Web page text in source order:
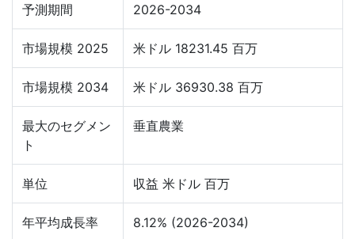
予測期間 2026-2034
市場規模 2025 米ドル 18231.45 百万
市場規模 2034 米ドル 36930.38 百万
最大のセグメン
ト
垂直農業
単位 収益 米ドル 百万
年平均成長率 8.12% (2026-2034)